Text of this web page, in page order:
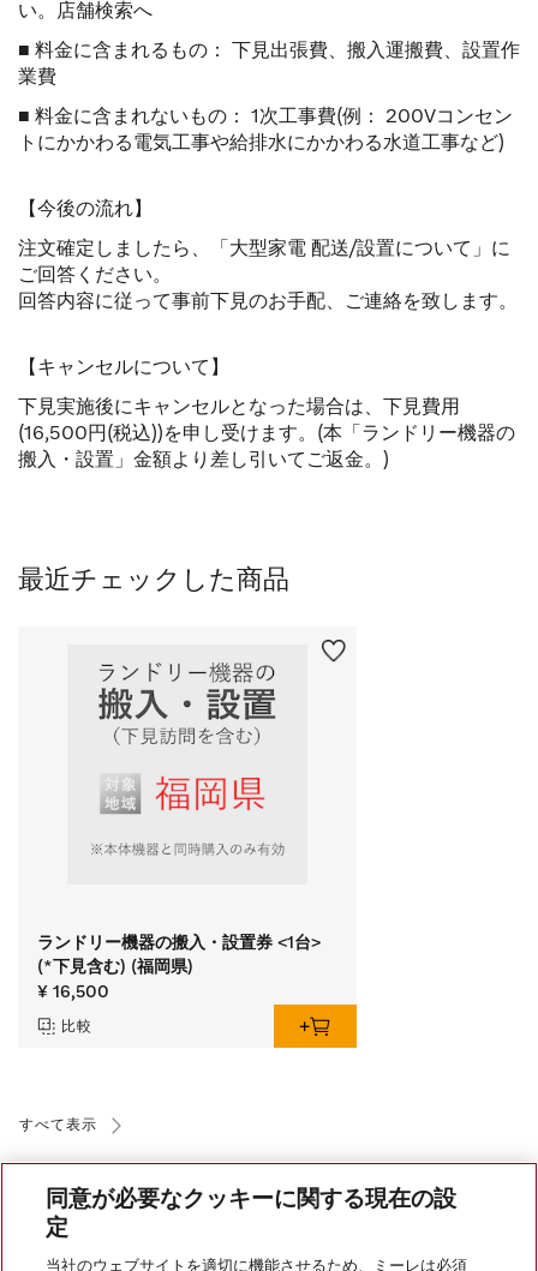
い。
店舗検索へ
■ 料金に含まれるもの： 下見出張費、搬入運搬費、設置作
業費
■ 料金に含まれないもの： 1次工事費(例： 200Vコンセン
トにかかわる電気工事や給排水にかかわる水道工事など)
【今後の流れ】
注文確定しましたら、「大型家電 配送/設置について」に
ご回答ください。
回答内容に従って事前下見のお手配、ご連絡を致します。
【キャンセルについて】
下見実施後にキャンセルとなった場合は、下見費用
(16,500円(税込))を申し受けます。(本「ランドリー機器の
搬入・設置」金額より差し引いてご返金。)
最近チェックした商品
ランドリー機器の搬入・設置券 <1台>
(*下見含む) (福岡県)
¥ 16,500
比較
すべて表示
同意が必要なクッキーに関する現在の設
定
当社のウェブサイトを適切に機能させるため、ミーレは必須